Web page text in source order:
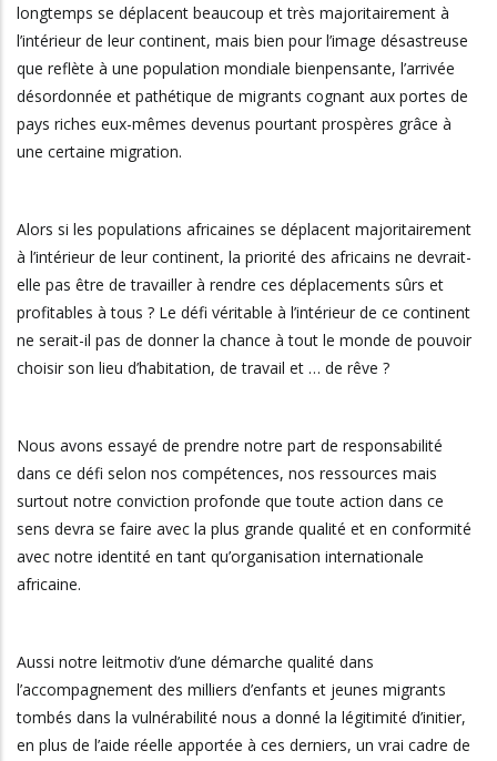
longtemps se déplacent beaucoup et très majoritairement à
l’intérieur de leur continent, mais bien pour l’image désastreuse
que reflète à une population mondiale bienpensante, l’arrivée
désordonnée et pathétique de migrants cognant aux portes de
pays riches eux-mêmes devenus pourtant prospères grâce à
une certaine migration.
Alors si les populations africaines se déplacent majoritairement
à l’intérieur de leur continent, la priorité des africains ne devrait-
elle pas être de travailler à rendre ces déplacements sûrs et
profitables à tous ? Le défi véritable à l’intérieur de ce continent
ne serait-il pas de donner la chance à tout le monde de pouvoir
choisir son lieu d’habitation, de travail et … de rêve ?
Nous avons essayé de prendre notre part de responsabilité
dans ce défi selon nos compétences, nos ressources mais
surtout notre conviction profonde que toute action dans ce
sens devra se faire avec la plus grande qualité et en conformité
avec notre identité en tant qu’organisation internationale
africaine.
Aussi notre leitmotiv d’une démarche qualité dans
l’accompagnement des milliers d’enfants et jeunes migrants
tombés dans la vulnérabilité nous a donné la légitimité d’initier,
en plus de l’aide réelle apportée à ces derniers, un vrai cadre de